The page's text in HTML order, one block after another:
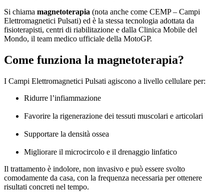
Si chiama magnetoterapia (nota anche come CEMP – Campi
Elettromagnetici Pulsati) ed è la stessa tecnologia adottata da
fisioterapisti, centri di riabilitazione e dalla Clinica Mobile del
Mondo, il team medico ufficiale della MotoGP.
Come funziona la magnetoterapia?
I Campi Elettromagnetici Pulsati agiscono a livello cellulare per:
Ridurre l’infiammazione
Favorire la rigenerazione dei tessuti muscolari e articolari
Supportare la densità ossea
Migliorare il microcircolo e il drenaggio linfatico
Il trattamento è indolore, non invasivo e può essere svolto
comodamente da casa, con la frequenza necessaria per ottenere
risultati concreti nel tempo.